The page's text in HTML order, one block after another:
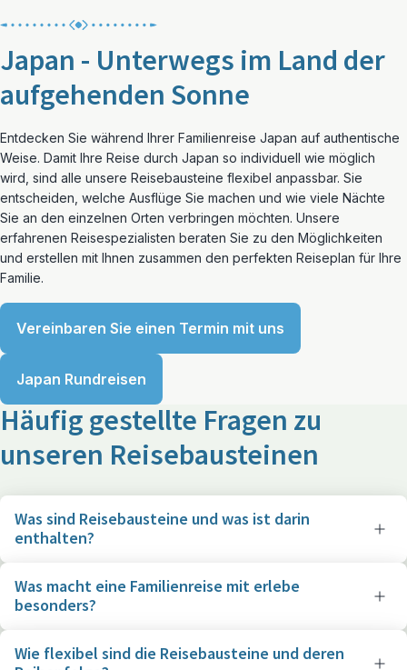
Japan - Unterwegs im Land der
aufgehenden Sonne
Entdecken Sie während Ihrer Familienreise Japan auf authentische
Weise. Damit Ihre Reise durch Japan so individuell wie möglich
wird, sind alle unsere Reisebausteine flexibel anpassbar. Sie
entscheiden, welche Ausflüge Sie machen und wie viele Nächte
Sie an den einzelnen Orten verbringen möchten. Unsere
erfahrenen Reisespezialisten beraten Sie zu den Möglichkeiten
und erstellen mit Ihnen zusammen den perfekten Reiseplan für Ihre
Familie.
Vereinbaren Sie einen Termin mit uns
Japan Rundreisen
Häufig gestellte Fragen zu
unseren Reisebausteinen
Was sind Reisebausteine und was ist darin
enthalten?
Was macht eine Familienreise mit erlebe
besonders?
Wie flexibel sind die Reisebausteine und deren